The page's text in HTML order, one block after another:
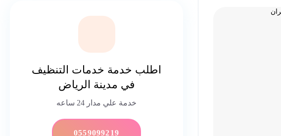
اطلب خدمة خدمات التنظيف
في مدينة الرياض
خدمة علي مدار 24 ساعه
0559099219